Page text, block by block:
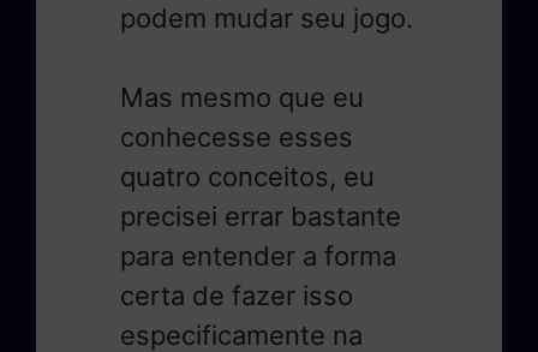
podem mudar seu jogo.
Mas mesmo que eu
conhecesse esses
quatro conceitos, eu
precisei errar bastante
para entender a forma
certa de fazer isso
especificamente na